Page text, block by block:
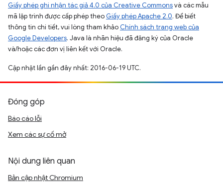
Giấy phép ghi nhận tác giả 4.0 của Creative Commonsvà các mẫu
mã lập trình được cấp phép theo Giấy phép Apache 2.0. Để biết
thông tin chi tiết, vui lòng tham khảo Chính sách trang web của
Google Developers. Java là nhãn hiệu đã đăng ký của Oracle
và/hoặc các đơn vị liên kết với Oracle.
Cập nhật lần gần đây nhất: 2016-06-19 UTC.
Đóng góp
Báo cáo lỗi
Xem các sự cố mở
Nội dung liên quan
Bản cập nhật Chromium